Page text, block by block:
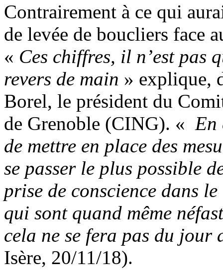
Contrairement à ce qui
de levée de boucliers face
« Ces chiffres, il n’est pas
revers de main » explique,
Borel, le président du
de Grenoble (CING). « En
de mettre en place des
se passer le plus possible
prise de conscience dans
qui sont quand même
cela ne se fera pas du jour
Isère, 20/11/18).